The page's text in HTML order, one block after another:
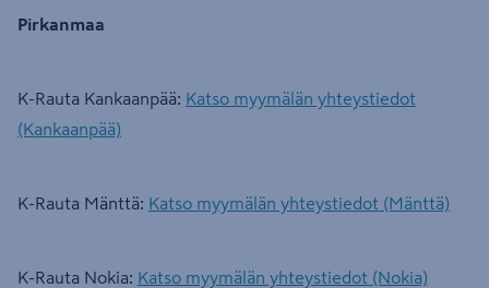
Pirkanmaa
K-Rauta Kankaanpää: Katso myymälän yhteystiedot
(Kankaanpää)
K-Rauta Mänttä: Katso myymälän yhteystiedot (Mänttä)
K-Rauta Nokia: Katso myymälän yhteystiedot (Nokia)